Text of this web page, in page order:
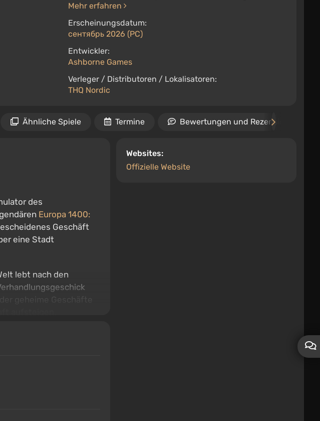
Mehr erfahren
Erscheinungsdatum:
сентябрь 2026 (PC)
Entwickler:
Ashborne Games
Verleger / Distributoren / Lokalisatoren:
THQ Nordic
Ähnliche Spiele Termine Bewertungen und Rezensionen
Websites:
Offizielle Website
des
Europa 1400:
Geschäft
eine Stadt
lebt nach den
geheime Geschäfte
einer lebendigen
Wege zum
Schicksal der
Verteidigers der
Abenteuern